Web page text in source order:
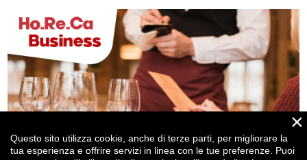
×
Questo sito utilizza cookie, anche di terze parti, per migliorare la
tua esperienza e offrire servizi in linea con le tue preferenze. Puoi